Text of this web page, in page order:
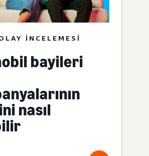
INCELEMESI
bayileri
nasıl